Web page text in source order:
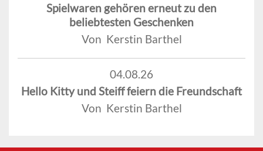
Spielwaren gehören erneut zu den
beliebtesten Geschenken
Von Kerstin Barthel
04.08.26
Hello Kitty und Steiff feiern die Freundschaft
Von Kerstin Barthel